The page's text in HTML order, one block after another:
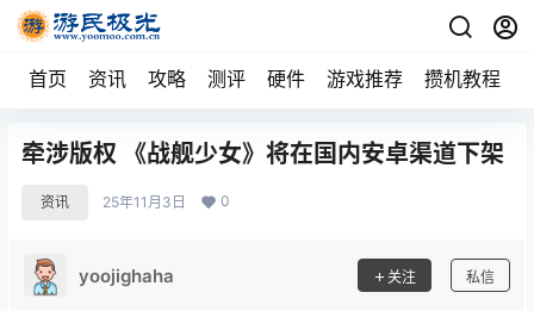
首页 资讯 攻略 测评 硬件 游戏推荐 攒机教程
牵涉版权 《战舰少女》将在国内安卓渠道下架
资讯 25年11月3日 0
yoojighaha 关注 私信